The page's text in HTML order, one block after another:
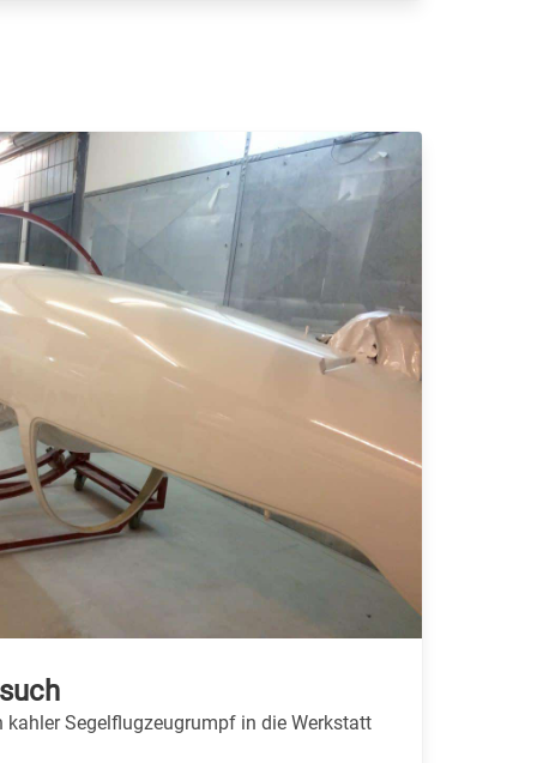
kahler Segelflugzeugrumpf in die Werkstatt